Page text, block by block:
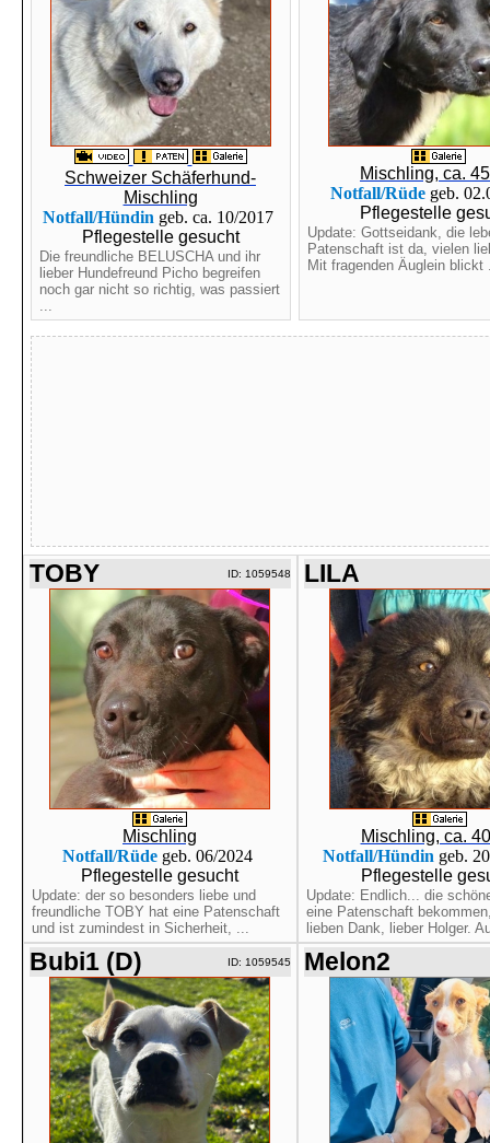
Schweizer Schäferhund-
Mischling
Notfall/Hündin geb. ca. 10/2017
Pflegestelle gesucht
Die freundliche BELUSCHA und ihr
lieber Hundefreund Picho begreifen
noch gar nicht so richtig, was passiert
...
Mischling, ca.
Notfall/Rüde geb.
Pflegestelle
Update: Gottseidank, die
Patenschaft ist da, vielen
Mit fragenden Äuglein blickt
TOBY ID: 1059548
Mischling
Notfall/Rüde geb. 06/2024
Pflegestelle gesucht
Update: der so besonders liebe und
freundliche TOBY hat eine Patenschaft
und ist zumindest in Sicherheit, ...
LILA
Mischling, ca.
Notfall/Hündin geb.
Pflegestelle
Update: Endlich... die
eine Patenschaft
lieben Dank, lieber Holger.
Bubi1 (D) ID: 1059545 Melon2